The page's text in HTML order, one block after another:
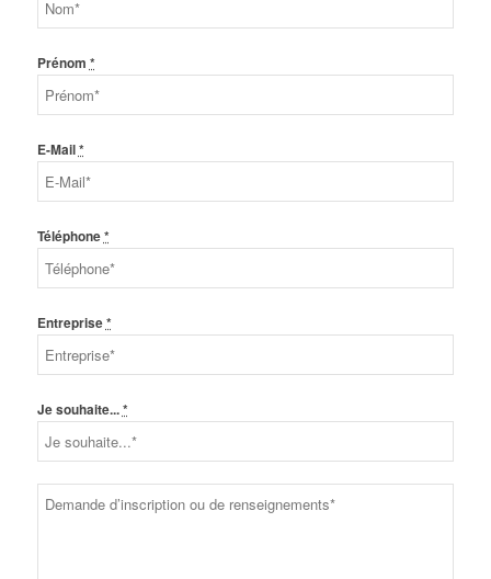
Prénom *
E-Mail*
Téléphone*
Entreprise*
Je souhaite...*